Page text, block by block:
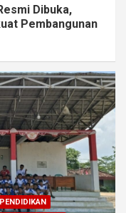
Dibuka,
Pembangunan
PENDIDIKAN